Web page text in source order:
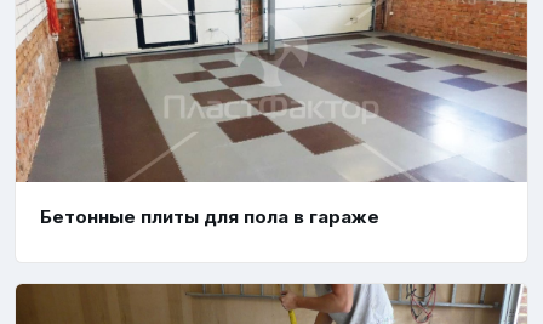
Бетонные плиты для пола в гараже